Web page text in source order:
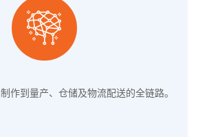
作到量产、仓储及物流配送的全链路。